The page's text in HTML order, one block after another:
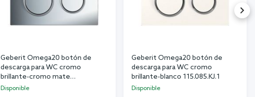
Geberit Omega20 botón de
descarga para WC cromo
brillante-cromo mate
115.085.KH.1
Disponible
Geberit Omega20 botón de
descarga para WC cromo
brillante-blanco 115.085.KJ.1
Disponible